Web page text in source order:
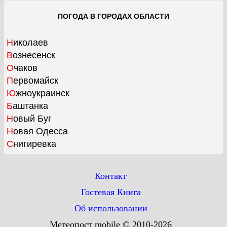
ПОГОДА В ГОРОДАХ ОБЛАСТИ
Николаев
Вознесенск
Очаков
Первомайск
Южноукраинск
Баштанка
Новый Буг
Новая Одесса
Снигиревка
Контакт
Гостевая Книга
Об использовании
Метеопост mobile © 2010-2026